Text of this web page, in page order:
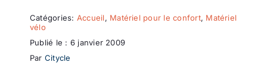
Catégories: Accueil, Matériel pour le confort, Matériel
vélo
Publié le : 6 janvier 2009
Par Citycle